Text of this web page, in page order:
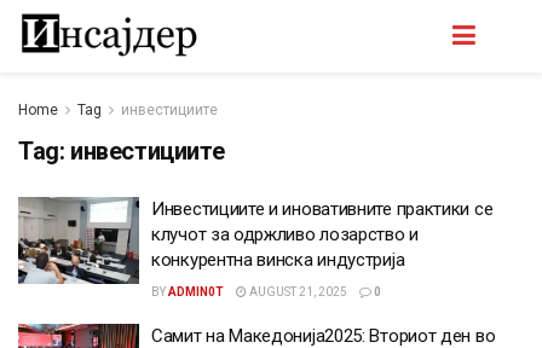
Home Tag инвестициите
Tag: инвестициите
Инвестициите и иновативните практики се
клучот за одржливо лозарство и
конкурентна винска индустрија
BYADMIN0T AUGUST 21, 2025 0
Самит на Македонија2025: Вториот ден во